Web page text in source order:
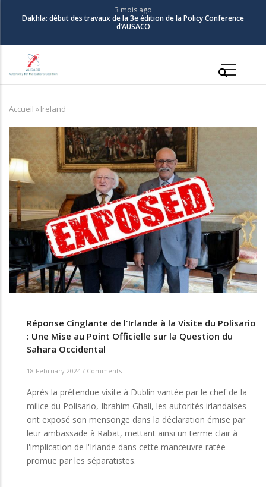
principal
3 mois ago
Dakhla: début des travaux de la 3e édition de la Policy Conference
d’AUSACO
Fil
d'Ariane
Accueil »Ireland
Réponse Cinglante de l'Irlande à la Visite du Polisario
: Une Mise au Point Officielle sur la Question du
Sahara Occidental
18 February 2024 / Comments
Après la prétendue visite à Dublin vantée par le chef de la
milice du Polisario, Ibrahim Ghali, les autorités irlandaises
ont exposé son mensonge dans la déclaration émise par
leur ambassade à Rabat, mettant ainsi un terme clair à
l'implication de l'Irlande dans cette manœuvre ratée
promue par les séparatistes.